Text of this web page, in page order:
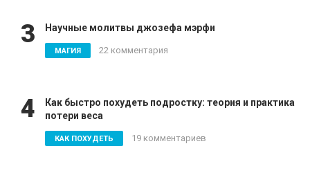
3 Научные молитвы джозефа мэрфи
МАГИЯ 22 комментария
4
Как быстро похудеть подростку: теория и практика
потери веса
КАК ПОХУДЕТЬ 19 комментариев